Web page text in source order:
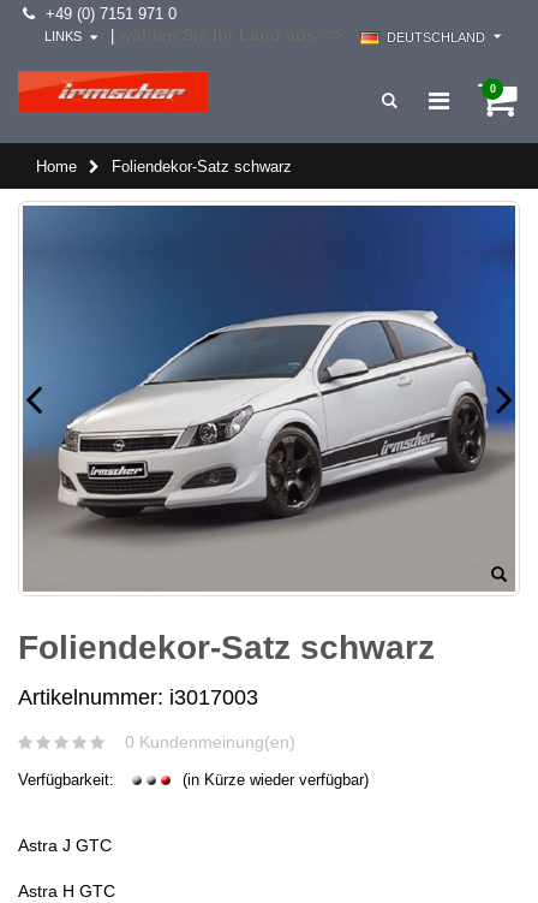
+49 (0) 7151 971 0
DEUTSCHLAND
LINKS
0
Home Foliendekor-Satz schwarz
Foliendekor-Satz schwarz
Artikelnummer: i3017003
0 Kundenmeinung(en)
Verfügbarkeit: (in Kürze wieder verfügbar)
Astra J GTC
Astra H GTC